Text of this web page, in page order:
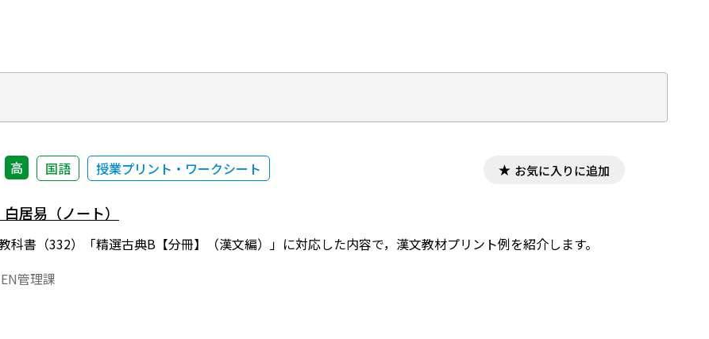
高 国語 授業プリント・ワークシート お気に入りに追加
居易（ノート）
科書（332）「精選古典B【分冊】（漢文編）」に対応した内容で，漢文教材プリント例を紹介します。
管理課